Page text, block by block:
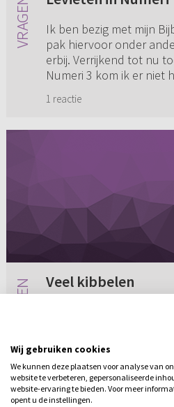
Ik ben bezig met mijn
pak hiervoor onder
erbij. Verrijkend tot nu
Numeri 3 kom ik er niet
1 reactie
Veel kibbelen
We zijn dus al geruime
hebben drie kinderen ,
bijna twee jaar...
Geen reacties
Wij gebruiken cookies
We kunnen deze plaatsen voor analyse van
website te verbeteren, gepersonaliseerde
website-ervaring te bieden. Voor meer
opent u de instellingen.